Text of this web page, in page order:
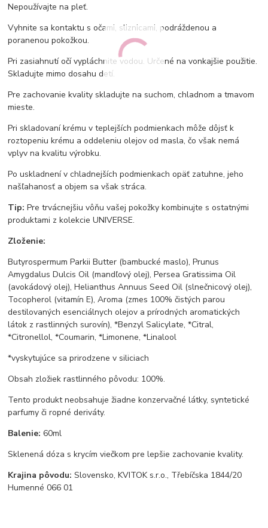
Nepoužívajte na pleť.
Vyhnite sa kontaktu s očami, sliznicami, podráždenou a
poranenou pokožkou.
Pri zasiahnutí očí vypláchnite vodou. Určené na vonkajšie použitie.
Skladujte mimo dosahu detí.
Pre zachovanie kvality skladujte na suchom, chladnom a tmavom
mieste.
Pri skladovaní krému v teplejších podmienkach môže dôjsť k
roztopeniu krému a oddeleniu olejov od masla, čo však nemá
vplyv na kvalitu výrobku.
Po uskladnení v chladnejších podmienkach opäť zatuhne, jeho
našľahanosť a objem sa však stráca.
Tip: Pre trvácnejšiu vôňu vašej pokožky kombinujte s ostatnými
produktami z kolekcie UNIVERSE.
Zloženie:
Butyrospermum Parkii Butter (bambucké maslo), Prunus
Amygdalus Dulcis Oil (mandľový olej), Persea Gratissima Oil
(avokádový olej), Helianthus Annuus Seed Oil (slnečnicový olej),
Tocopherol (vitamín E), Aroma (zmes 100% čistých parou
destilovaných esenciálnych olejov a prírodných aromatických
látok z rastlinných surovín), *Benzyl Salicylate, *Citral,
*Citronellol, *Coumarin, *Limonene, *Linalool
*vyskytujúce sa prirodzene v siliciach
Obsah zložiek rastlinného pôvodu: 100%.
Tento produkt neobsahuje žiadne konzervačné látky, syntetické
parfumy či ropné deriváty.
Balenie: 60ml
Sklenená dóza s krycím viečkom pre lepšie zachovanie kvality.
Krajina pôvodu: Slovensko, KVITOK s.r.o., Třebíčska 1844/20
Humenné 066 01